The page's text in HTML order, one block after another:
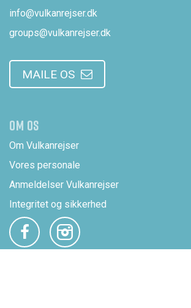
info@vulkanrejser.dk
groups@vulkanrejser.dk
MAILE OS
OM OS
Om Vulkanrejser
Vores personale
Anmeldelser Vulkanrejser
Integritet og sikkerhed